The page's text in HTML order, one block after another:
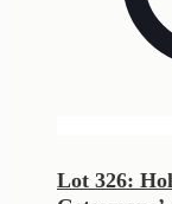
Lot 326: